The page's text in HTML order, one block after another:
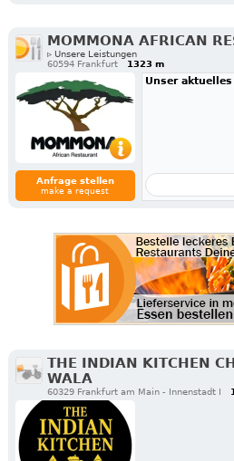
MOMMONA AFRICAN
▹ Unsere Leistungen
60594 Frankfurt
1323 m
Anfrage stellen
make a request
Unser
THE INDIAN KITCHEN
WALA
60329 Frankfurt am Main - Innenstadt I